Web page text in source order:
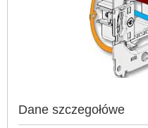
Dane szczegołówe